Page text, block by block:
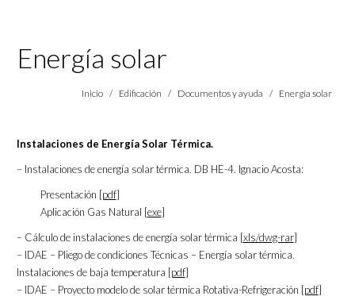
Energía solar
Estás aquí:
Inicio Edificación Documentos y ayuda Energía solar
Instalaciones de Energía Solar Térmica.
– Instalaciones de energía solar térmica. DB HE-4. Ignacio Acosta:
Presentación [pdf]
Aplicación Gas Natural [exe]
– Cálculo de instalaciones de energía solar térmica [xls/dwg-rar]
– IDAE – Pliego de condiciones Técnicas – Energía solar térmica.
Instalaciones de baja temperatura [pdf]
– IDAE – Proyecto modelo de solar térmica Rotativa-Refrigeración [pdf]